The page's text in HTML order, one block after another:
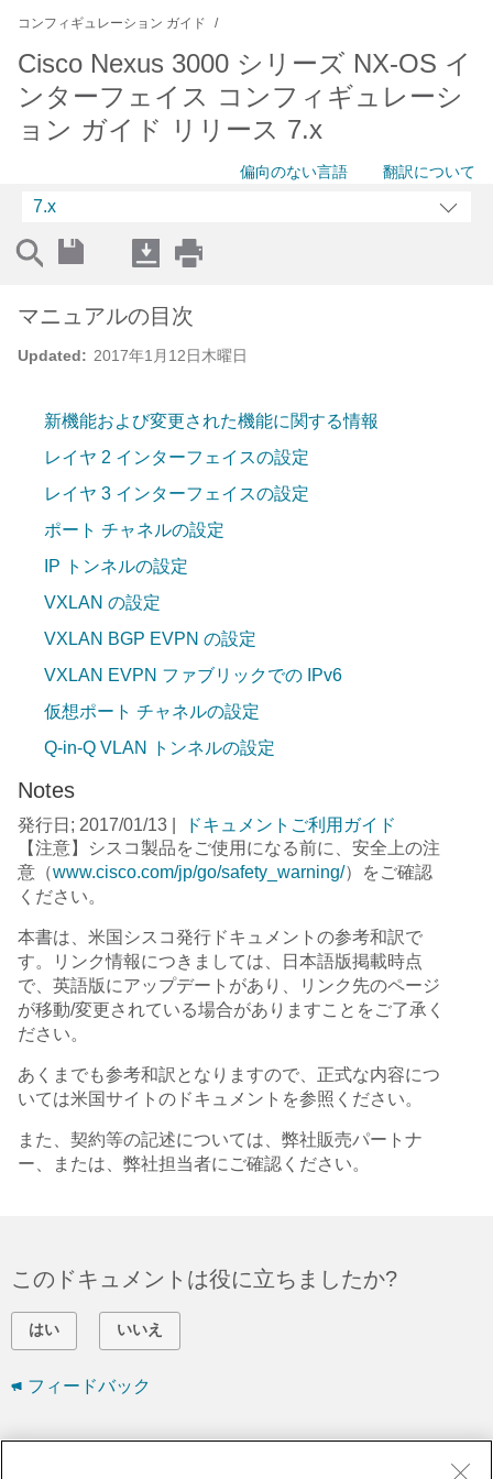
コンフィギュレーション ガイド
Cisco Nexus 3000 シリーズ NX-OS イ
ンターフェイス コンフィギュレーシ
ョン ガイド リリース 7.x
偏向のない言語 翻訳について
7.x
Updated: 2017年1月12日木曜日
マニュアルの目次
新機能および変更された機能に関する情報
レイヤ 2 インターフェイスの設定
レイヤ 3 インターフェイスの設定
ポート チャネルの設定
IP トンネルの設定
VXLAN の設定
VXLAN BGP EVPN の設定
VXLAN EVPN ファブリックでの IPv6
仮想ポート チャネルの設定
Q-in-Q VLAN トンネルの設定
Notes
発行日; 2017/01/13
ドキュメントご利用ガイド
【注意】シスコ製品をご使用になる前に、安全上の注
意（www.cisco.com/jp/go/safety_warning/）をご確認
ください。
本書は、米国シスコ発行ドキュメントの参考和訳で
す。リンク情報につきましては、日本語版掲載時点
で、英語版にアップデートがあり、リンク先のページ
が移動/変更されている場合がありますことをご了承く
ださい。
あくまでも参考和訳となりますので、正式な内容につ
いては米国サイトのドキュメントを参照ください。
また、契約等の記述については、弊社販売パートナ
ー、または、弊社担当者にご確認ください。
このドキュメントは役に立ちましたか?
はい いいえ
フィードバック